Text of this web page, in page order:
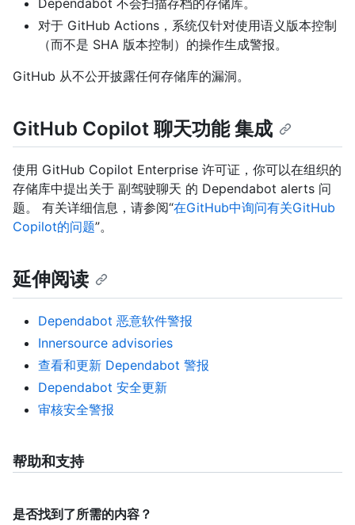
Dependabot 不会扫描存档的存储库。
对于 GitHub Actions，系统仅针对使用语义版本控制
（而不是 SHA 版本控制）的操作生成警报。
GitHub 从不公开披露任何存储库的漏洞。
GitHub Copilot 聊天功能 集成
使用 GitHub Copilot Enterprise 许可证，你可以在组织的
存储库中提出关于 副驾驶聊天 的 Dependabot alerts 问
题。 有关详细信息，请参阅“在GitHub中询问有关GitHub
Copilot的问题”。
延伸阅读
Dependabot 恶意软件警报
Innersource advisories
查看和更新 Dependabot 警报
Dependabot 安全更新
审核安全警报
帮助和支持
是否找到了所需的内容？